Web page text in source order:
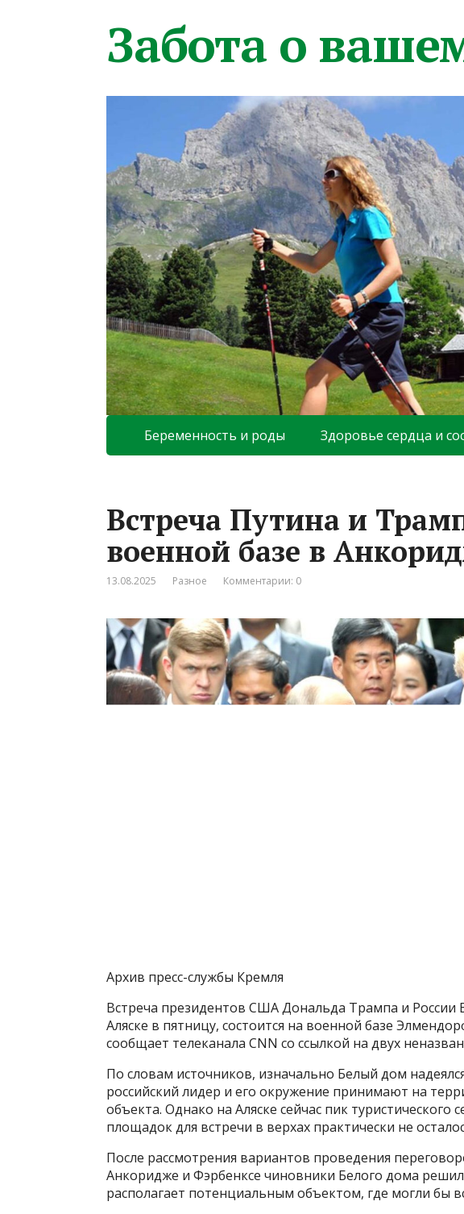
Забота о
Беременность и роды Здоровье сердца и
Встреча Путина и
военной базе в
13.08.2025 Разное Комментарии: 0
Архив пресс-службы Кремля
Встреча президентов США Дональда Трампа и России
Аляске в пятницу, состоится на военной базе
сообщает телеканала CNN со ссылкой на двух
По словам источников, изначально Белый дом
российский лидер и его окружение принимают на
объекта. Однако на Аляске сейчас пик туристического
площадок для встречи в верхах практически не
После рассмотрения вариантов проведения
Анкоридже и Фэрбенксе чиновники Белого дома
располагает потенциальным объектом, где могли бы